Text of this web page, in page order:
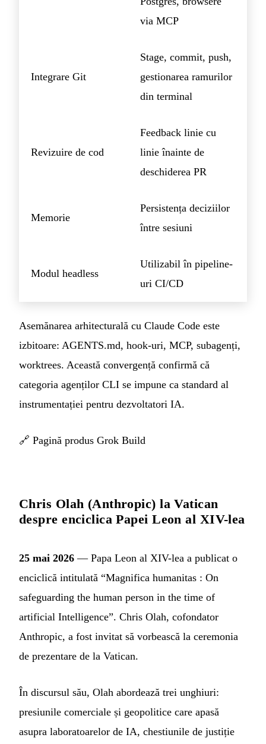
via MCP
Integrare Git
Stage, commit, push,
gestionarea ramurilor
din terminal
Revizuire de cod
Feedback linie cu
linie înainte de
deschiderea PR
Memorie
Persistența deciziilor
între sesiuni
Modul headless
Utilizabil în pipeline-
uri CI/CD
Asemănarea arhitecturală cu Claude Code este
izbitoare: AGENTS.md, hook-uri, MCP, subagenți,
worktrees. Această convergență confirmă că
categoria agenților CLI se impune ca standard al
instrumentației pentru dezvoltatori IA.
🔗 Pagină produs Grok Build
Chris Olah (Anthropic) la Vatican
despre enciclica Papei Leon al XIV-lea
25 mai 2026 — Papa Leon al XIV-lea a publicat o
enciclică intitulată “Magnifica humanitas : On
safeguarding the human person in the time of
artificial Intelligence”. Chris Olah, cofondator
Anthropic, a fost invitat să vorbească la ceremonia
de prezentare de la Vatican.
În discursul său, Olah abordează trei unghiuri:
presiunile comerciale și geopolitice care apasă
asupra laboratoarelor de IA, chestiunile de justiție